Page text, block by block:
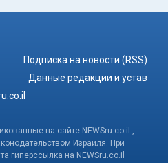
Подписка на новости (RSS)
Данные редакции и устав
на сайте NEWSru.co.il ,
Израиля. При
гиперссылка на NEWSru.co.il